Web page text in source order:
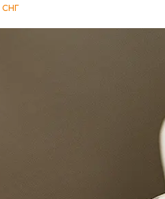
СНГ